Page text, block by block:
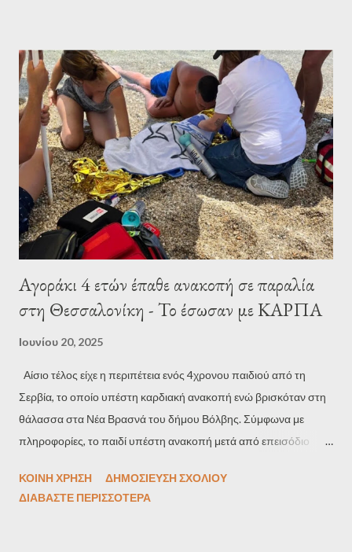
Αγοράκι 4 ετών έπαθε ανακοπή σε παραλία
στη Θεσσαλονίκη - Το έσωσαν με ΚΑΡΠΑ
Ιουνίου 20, 2025
Αίσιο τέλος είχε η περιπέτεια ενός 4χρονου παιδιού από τη
Σερβία, το οποίο υπέστη καρδιακή ανακοπή ενώ βρισκόταν στη
θάλασσα στα Νέα Βρασνά του δήμου Βόλβης. Σύμφωνα με
πληροφορίες, το παιδί υπέστη ανακοπή μετά από επεισόδιο
Σέρβος γιατρός που βρισκόταν στην παραλία ξεκίνησε αμέσως
ΚΟΙΝΉ ΧΡΉΣΗ
ΔΗΜΟΣΊΕΥΣΗ ΣΧΟΛΊΟΥ
ΔΙΑΒΆΣΤΕ ΠΕΡΙΣΣΌΤΕΡΑ